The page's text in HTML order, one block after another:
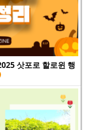
삿포로 할로윈 행